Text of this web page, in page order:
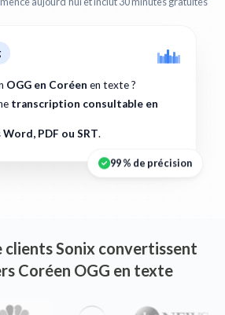
OGG en Coréen en texte ?
transcription consultable en
Word, PDF ou SRT.
99 % de précision
clients Sonix convertissent
Coréen OGG en texte